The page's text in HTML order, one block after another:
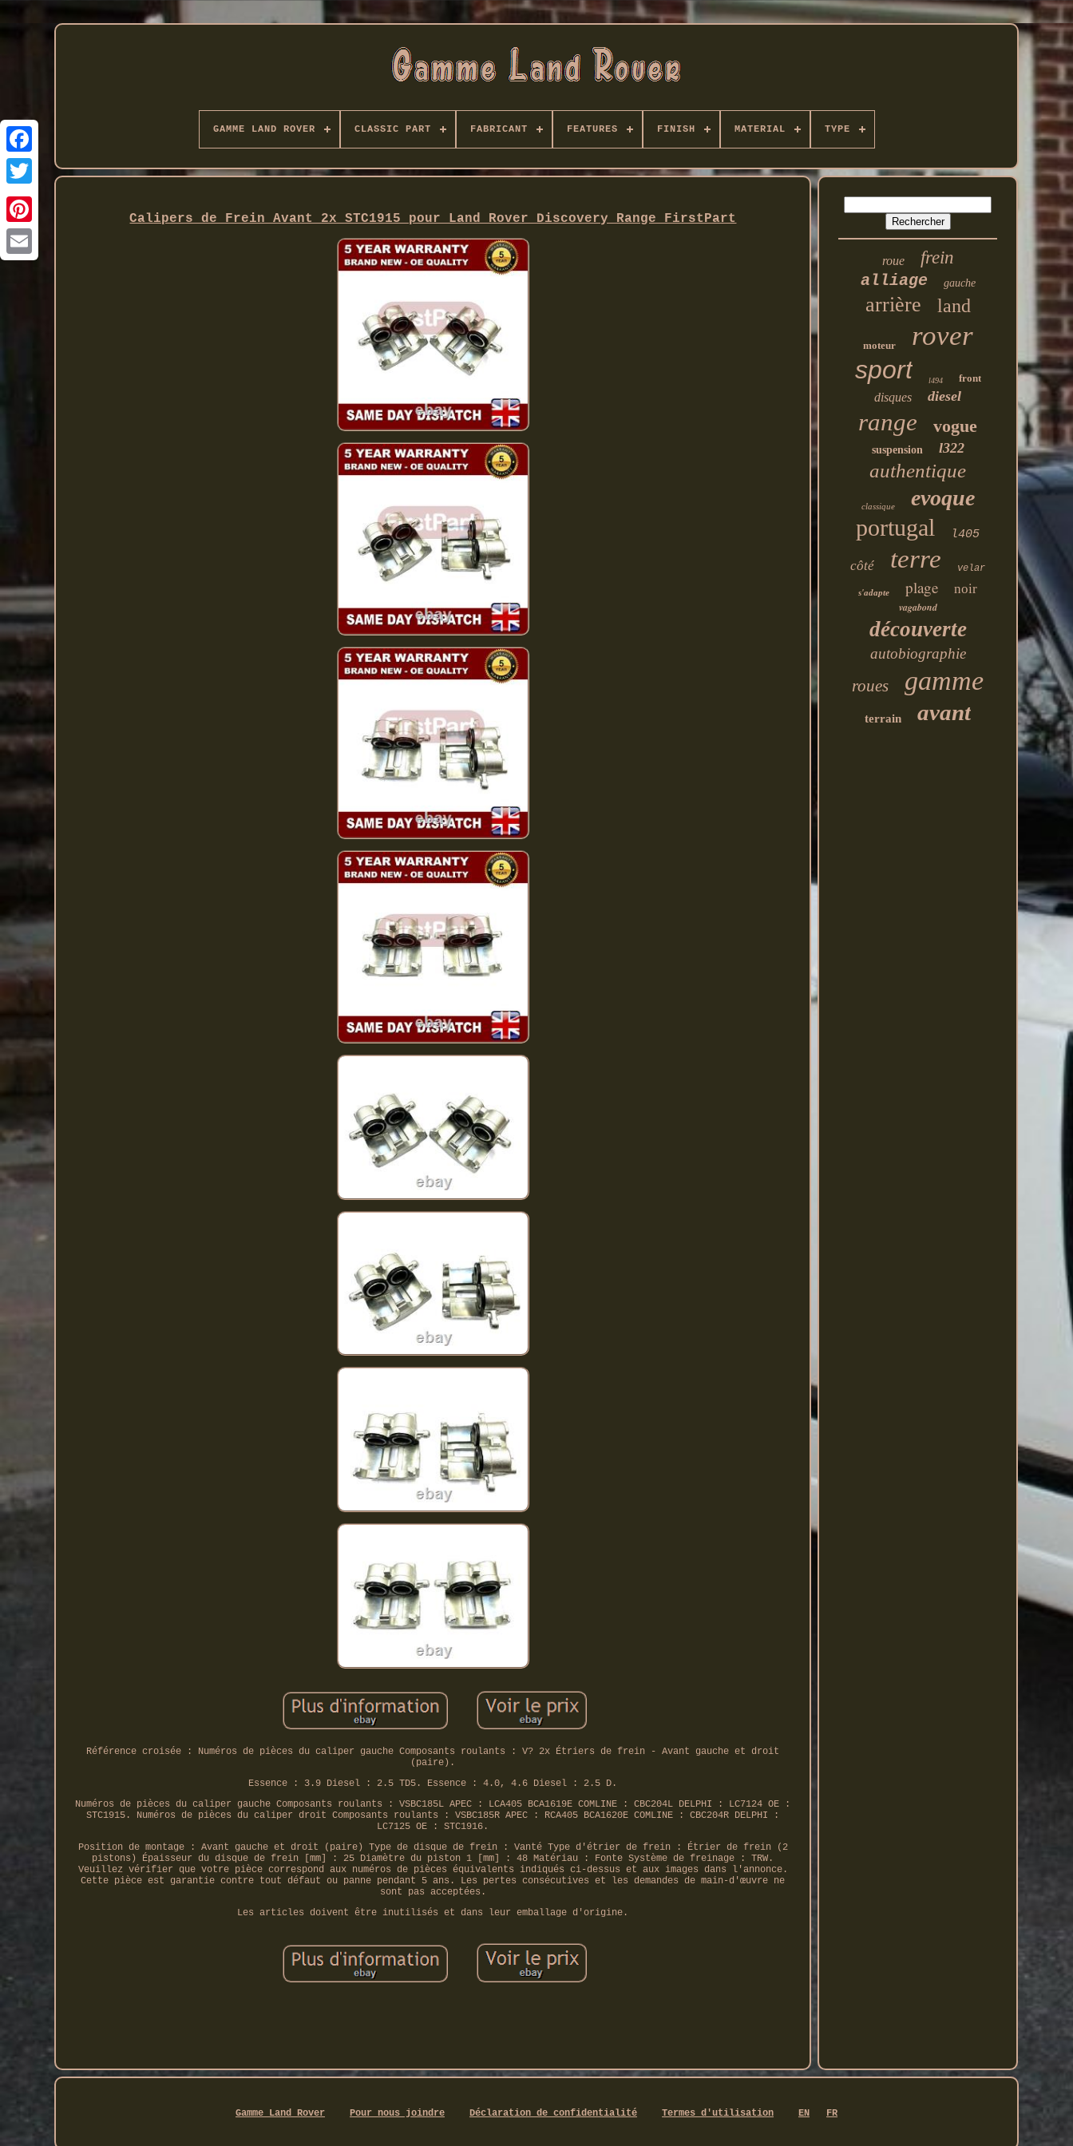
Twitter
GAMME LAND ROVER CLASSIC PART FABRICANT FEATURES FINISH MATERIAL TYPE
Calipers de Frein Avant 2x STC1915 pour Land Rover Discovery Range FirstPart
Référence croisée : Numéros de pièces du caliper gauche Composants roulants : V? 2x Étriers de frein - Avant gauche et droit
(paire).
Essence : 3.9 Diesel : 2.5 TD5. Essence : 4.0, 4.6 Diesel : 2.5 D.
Numéros de pièces du caliper gauche Composants roulants : VSBC185L APEC : LCA405 BCA1619E COMLINE : CBC204L DELPHI : LC7124 OE :
STC1915. Numéros de pièces du caliper droit Composants roulants : VSBC185R APEC : RCA405 BCA1620E COMLINE : CBC204R DELPHI :
LC7125 OE : STC1916.
Position de montage : Avant gauche et droit (paire) Type de disque de frein : Vanté Type d'étrier de frein : Étrier de frein (2
pistons) Épaisseur du disque de frein [mm] : 25 Diamètre du piston 1 [mm] : 48 Matériau : Fonte Système de freinage : TRW.
Veuillez vérifier que votre pièce correspond aux numéros de pièces équivalents indiqués ci-dessus et aux images dans l'annonce.
Cette pièce est garantie contre tout défaut ou panne pendant 5 ans. Les pertes consécutives et les demandes de main-d'œuvre ne
sont pas acceptées.
Les articles doivent être inutilisés et dans leur emballage d'origine.
roue frein
alliage gauche
arrière land
moteur rover
sport l494 front
disques diesel
range vogue
suspension l322
authentique
classique evoque
portugal l405
côté terre velar
s'adapte plage noir
vagabond
découverte
autobiographie
roues gamme
terrain avant
Gamme Land Rover Pour nous joindre Déclaration de confidentialité Termes d'utilisation EN FR